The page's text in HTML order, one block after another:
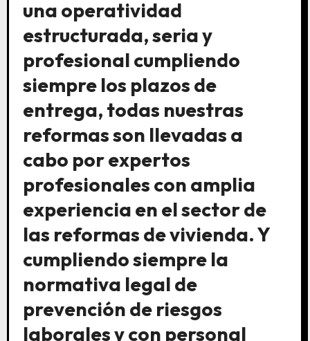
una operatividad
estructurada, seria y
profesional cumpliendo
siempre los plazos de
entrega, todas nuestras
reformas son llevadas a
cabo por expertos
profesionales con amplia
experiencia en el sector de
las reformas de vivienda. Y
cumpliendo siempre la
normativa legal de
prevención de riesgos
laborales y con personal